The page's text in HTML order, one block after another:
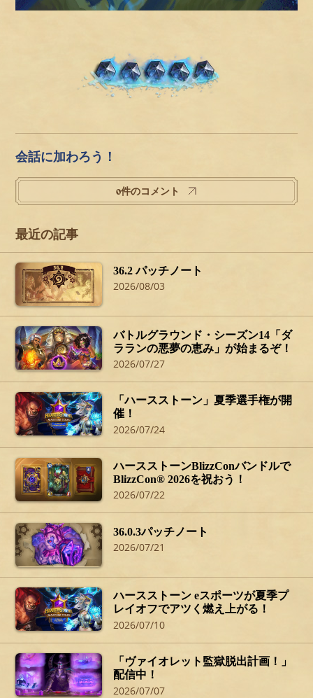
会話に加わろう！
0件のコメント
最近の記事
36.2 パッチノート
2026/08/03
バトルグラウンド・シーズン14「ダ
ラランの悪夢の恵み」が始まるぞ！
2026/07/27
「ハースストーン」夏季選手権が開
催！
2026/07/24
ハースストーンBlizzConバンドルで
BlizzCon® 2026を祝おう！
2026/07/22
36.0.3パッチノート
2026/07/21
ハースストーン eスポーツが夏季プ
レイオフでアツく燃え上がる！
2026/07/10
「ヴァイオレット監獄脱出計画！」
配信中！
2026/07/07